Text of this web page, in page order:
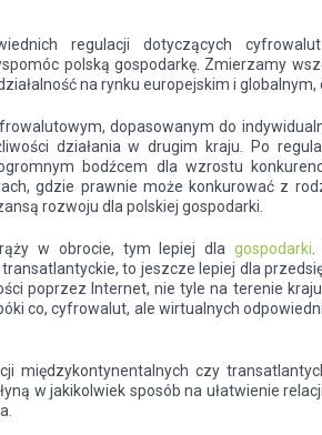
regulacji dotyczących
polską gospodarkę. Zmierzamy
na rynku europejskim i globalnym,
dopasowanym do
działania w drugim kraju. Po
bodźcem dla wzrostu
gdzie prawnie może konkurować z
rozwoju dla polskiej gospodarki.
w obrocie, tym lepiej dlagospodarki.
to jeszcze lepiej dla
poprzez Internet, nie tyle na terenie
co, cyfrowalut, ale wirtualnych
międzykontynentalnych czy
w jakikolwiek sposób na ułatwienie